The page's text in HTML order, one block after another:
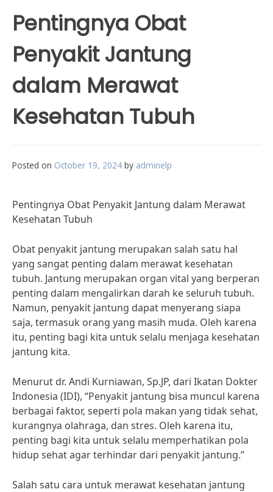
Pentingnya Obat
Penyakit Jantung
dalam Merawat
Kesehatan Tubuh
Posted on October 19, 2024 by adminelp
Pentingnya Obat Penyakit Jantung dalam Merawat
Kesehatan Tubuh
Obat penyakit jantung merupakan salah satu hal
yang sangat penting dalam merawat kesehatan
tubuh. Jantung merupakan organ vital yang berperan
penting dalam mengalirkan darah ke seluruh tubuh.
Namun, penyakit jantung dapat menyerang siapa
saja, termasuk orang yang masih muda. Oleh karena
itu, penting bagi kita untuk selalu menjaga kesehatan
jantung kita.
Menurut dr. Andi Kurniawan, Sp.JP, dari Ikatan Dokter
Indonesia (IDI), “Penyakit jantung bisa muncul karena
berbagai faktor, seperti pola makan yang tidak sehat,
kurangnya olahraga, dan stres. Oleh karena itu,
penting bagi kita untuk selalu memperhatikan pola
hidup sehat agar terhindar dari penyakit jantung.”
Salah satu cara untuk merawat kesehatan jantung